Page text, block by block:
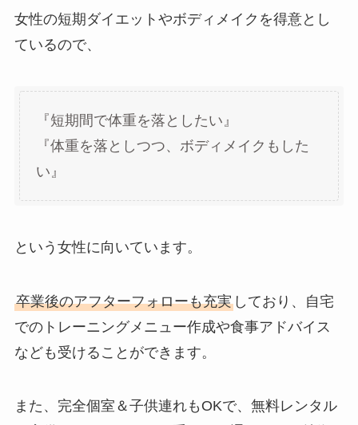
女性の短期ダイエットやボディメイクを得意とし
ているので、
『短期間で体重を落としたい』
『体重を落としつつ、ボディメイクもした
い』
という女性に向いています。
卒業後のアフターフォローも充実しており、自宅
でのトレーニングメニュー作成や食事アドバイス
なども受けることができます。
また、完全個室＆子供連れもOKで、無料レンタル